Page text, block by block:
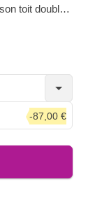
toit double
À l'intérieur,
jours de pluie,
calme. Vous
idéale pour le
pleinement de
dans
-87,00 €